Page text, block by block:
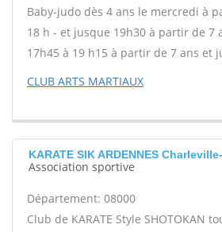
Baby-judo dès 4 ans le mercredi à
18 h - et jusque 19h30 à partir de 7
17h45 à 19 h15 à partir de 7 ans et
CLUB ARTS MARTIAUX
KARATE SIK ARDENNES
Association sportive
Département: 08000
Club de KARATE Style SHOTOKAN